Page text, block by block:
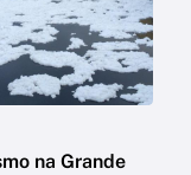
na Grande